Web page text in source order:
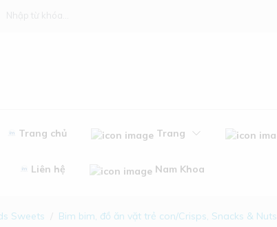
Trang chủ Trang
Liên hệ Nam Khoa
Sweets Bim bim, đồ ăn vặt trẻ con/Crisps, Snacks & Nuts